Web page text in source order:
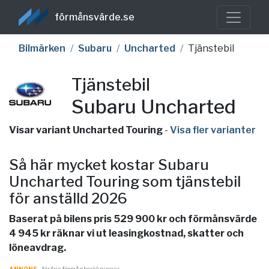
förmånsvärde.se
Bilmärken Subaru Uncharted Tjänstebil
Tjänstebil
Subaru Uncharted
Visar variant Uncharted Touring - Visa fler varianter
Så här mycket kostar Subaru
Uncharted Touring som tjänstebil
för anställd 2026
Baserat på bilens pris 529 900 kr och förmånsvärde
4 945 kr räknar vi ut leasingkostnad, skatter och
löneavdrag.